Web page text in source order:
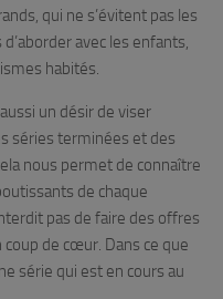
qui ne s’évitent pas les
avec les enfants,
habités.
aussi un désir de viser
séries terminées et des
nous permet de connaître
de chaque
pas de faire des offres
de cœur. Dans ce que
série qui est en cours au